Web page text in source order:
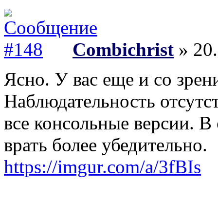
Combichrist »
Ясно. У вас еще и со
Наблюдательность
все консольные версии.
врать более убедительно.
https://imgur.com/a/3fBIs